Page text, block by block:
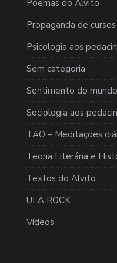
Poemas do Alvito
Propaganda de cursos
Psicologia aos
Sem categoria
Sentimento do
Sociologia aos
TAO – Meditações
Teoria Literária e
Textos do Alvito
ULA ROCK
Vídeos